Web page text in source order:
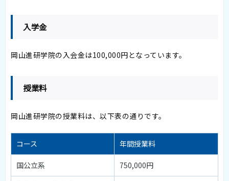
入学金
岡山進研学院の入会金は100,000円となっています。
授業料
岡山進研学院の授業料は、以下表の通りです。
コース 年間授業料
国公立系 750,000円